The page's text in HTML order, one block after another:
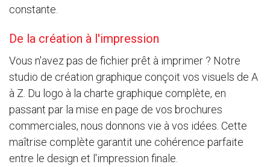
constante.
De la création à l'impression
Vous n'avez pas de fichier prêt à imprimer ? Notre
studio de création graphique conçoit vos visuels de A
à Z. Du logo à la charte graphique complète, en
passant par la mise en page de vos brochures
commerciales, nous donnons vie à vos idées. Cette
maîtrise complète garantit une cohérence parfaite
entre le design et l'impression finale.